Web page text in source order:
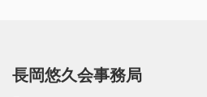
長岡悠久会事務局